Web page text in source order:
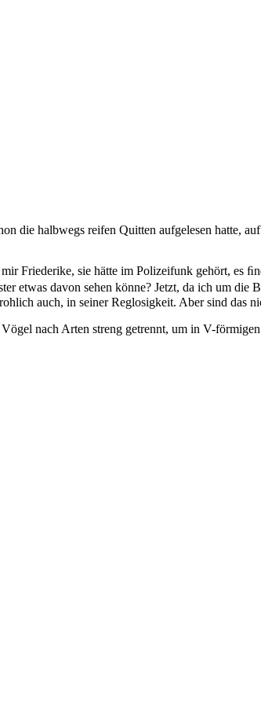
die halbwegs reifen Quitten aufgelesen hatte,
Friederike, sie hätte im Polizeifunk gehört, es
davon sehen könne? Jetzt, da ich um die
auch, in seiner Reglosigkeit. Aber sind das
nach Arten streng getrennt, um in V-